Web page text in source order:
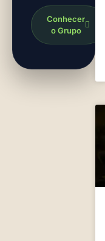
Conhecer
o Grupo